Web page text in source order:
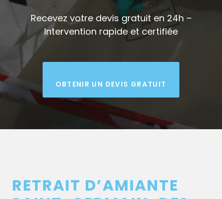
Recevez votre devis gratuit en 24h –
Intervention rapide et certifiée
OBTENIR UN DEVIS GRATUIT
RETRAIT D’AMIANTE